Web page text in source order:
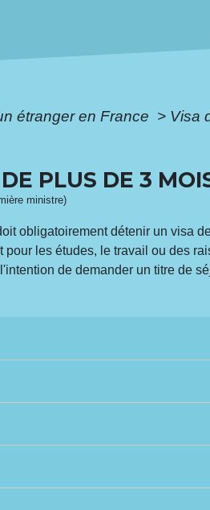
étranger en France > Visa
PLUS DE 3
ministre)
obligatoirement détenir un visa
les études, le travail ou des
de demander un titre de